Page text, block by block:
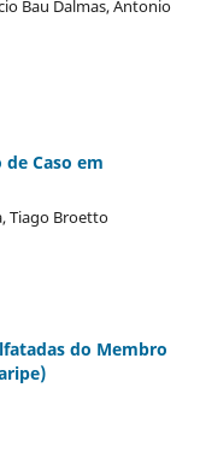
Bau Dalmas, Antonio
Caso em
Tiago Broetto
do Membro